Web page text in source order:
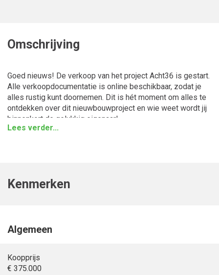
Omschrijving
Goed nieuws! De verkoop van het project Acht36 is gestart.
Alle verkoopdocumentatie is online beschikbaar, zodat je
alles rustig kunt doornemen. Dit is hét moment om alles te
ontdekken over dit nieuwbouwproject en wie weet wordt jij
binnenkort de gelukkig eigenaar!
een-kapwoningen, allemaal centraal gelegen met alle
of doorstromers die centraal willen wonen met alle
gemakken binnen handbereik.
Tussenwoningen (bouwnummer 16 t/m 21) - Type Primus
De tussenwoning bouwnummers 17 biedt net dat beetje
Lees verder...
Kenmerken
Algemeen
Koopprijs
€ 375.000